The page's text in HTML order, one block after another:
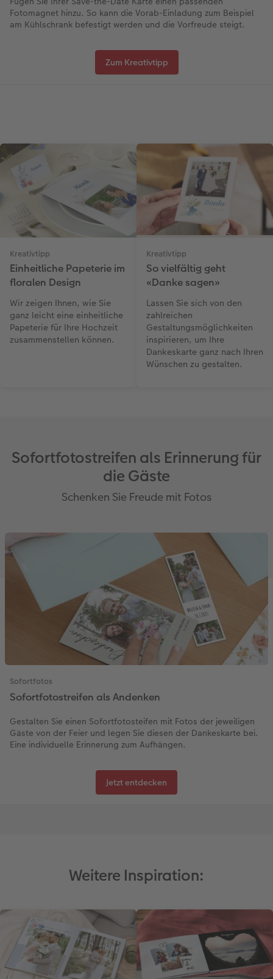
Fotomagnet hinzu. So kann die Vorab-Einladung zum Beispiel
am Kühlschrank befestigt werden und die Vorfreude steigt.
Zum Kreativtipp
Kreativtipp
Einheitliche Papeterie im
floralen Design
Wir zeigen Ihnen, wie Sie
ganz leicht eine einheitliche
Papeterie für Ihre Hochzeit
zusammenstellen können.
Kreativtipp
So vielfältig geht
«Danke sagen»
Lassen Sie sich von den
zahlreichen
Gestaltungsmöglichkeiten
inspirieren, um Ihre
Dankeskarte ganz nach Ihren
Wünschen zu gestalten.
Sofortfotostreifen als Erinnerung für
die Gäste
Schenken Sie Freude mit Fotos
Sofortfotos
Sofortfotostreifen als Andenken
Gestalten Sie einen Sofortfotosteifen mit Fotos der jeweiligen
Gäste von der Feier und legen Sie diesen der Dankeskarte bei.
Eine individuelle Erinnerung zum Aufhängen.
Jetzt entdecken
Weitere Inspiration: